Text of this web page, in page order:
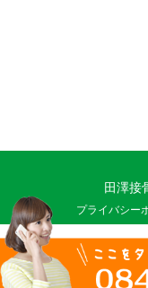
田澤接
プライバシー